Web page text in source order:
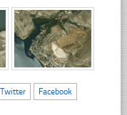
Twitter
Facebook